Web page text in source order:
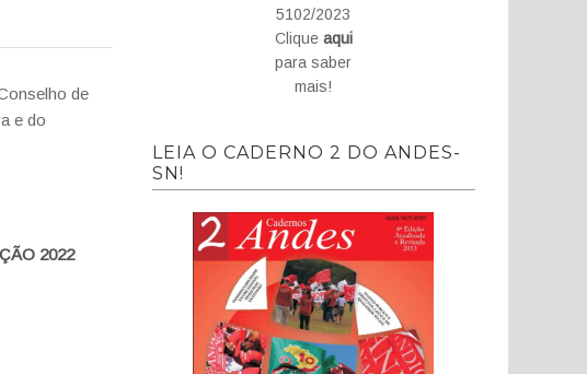
de
e do
2022
5102/2023
Clique aqui
para saber
mais!
LEIA O CADERNO 2 DO ANDES-
SN!